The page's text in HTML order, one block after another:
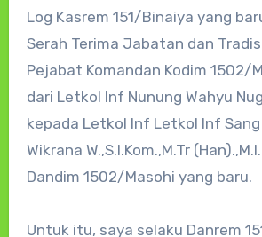
Log Kasrem 151/Binaiya yang
Serah Terima Jabatan dan
Pejabat Komandan Kodim 1502/
dari Letkol Inf Nunung Wahyu
kepada Letkol Inf Letkol Inf Sang
Wikrana W.,S.I.Kom.,M.Tr
Dandim 1502/Masohi yang baru.
Untuk itu, saya selaku Danrem